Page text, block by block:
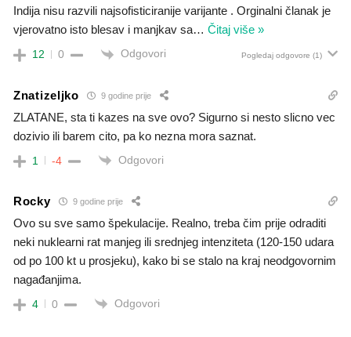
Indija nisu razvili najsofisticiranije varijante . Orginalni članak je
vjerovatno isto blesav i manjkav sa… Čitaj više »
12 0 Odgovori Pogledaj odgovore (1)
Znatizeljko 9 godine prije
ZLATANE, sta ti kazes na sve ovo? Sigurno si nesto slicno vec
dozivio ili barem cito, pa ko nezna mora saznat.
1 -4 Odgovori
Rocky 9 godine prije
Ovo su sve samo špekulacije. Realno, treba čim prije odraditi
neki nuklearni rat manjeg ili srednjeg intenziteta (120-150 udara
od po 100 kt u prosjeku), kako bi se stalo na kraj neodgovornim
nagađanjima.
4 0 Odgovori